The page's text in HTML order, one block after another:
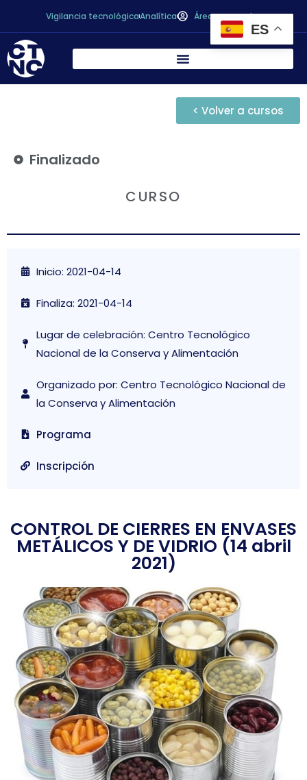
Vigilancia tecnológicaAnalítica Área personal
< Volver a cursos
Finalizado
CURSO
CONTROL DE CIERRES EN ENVASES
METÁLICOS Y DE VIDRIO (14 abril
2021)
Inicio: 2021-04-14
Finaliza: 2021-04-14
Lugar de celebración: Centro Tecnológico
Nacional de la Conserva y Alimentación
Organizado por: Centro Tecnológico Nacional de
la Conserva y Alimentación
Programa
Inscripción
ES